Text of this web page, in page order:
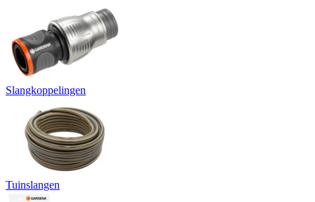
Slangkoppelingen
Tuinslangen